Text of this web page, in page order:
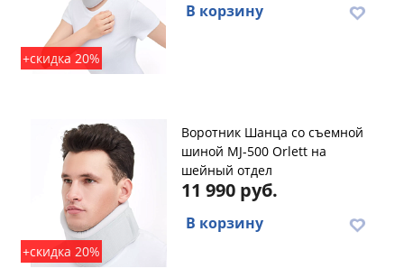
+скидка 20%
В корзину
+скидка 20%
Воротник Шанца со съемной
шиной MJ-500 Orlett на
шейный отдел
11 990 руб.
В корзину